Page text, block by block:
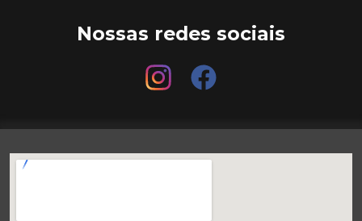
Nossas redes sociais